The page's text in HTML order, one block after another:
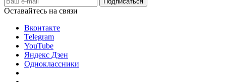
Оставайтесь на связи
Вконтакте
Telegram
YouTube
Яндекс Дзен
Одноклассники